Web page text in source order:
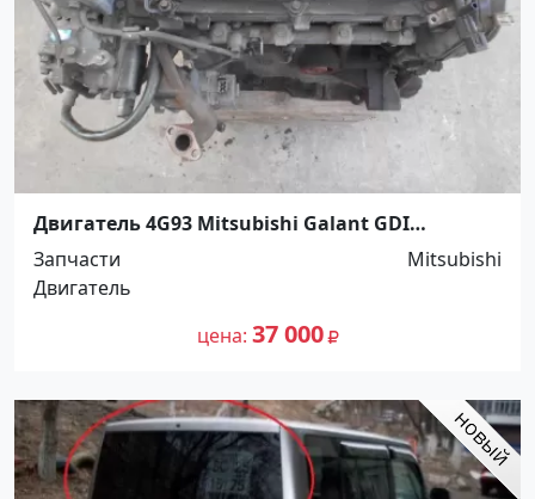
Двигатель 4G93 Mitsubishi Galant GDI
Краснодар
Запчасти
Mitsubishi
Двигатель
цена 37 000